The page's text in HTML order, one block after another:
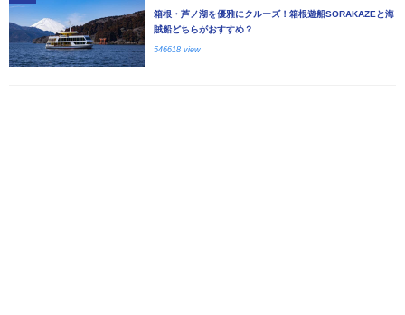
箱根・芦ノ湖を優雅にクルーズ！箱根遊船SORAKAZEと海
賊船どちらがおすすめ？
546618 view